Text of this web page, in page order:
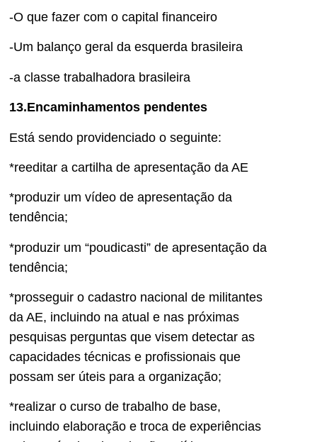
-O que fazer com o capital financeiro
-Um balanço geral da esquerda brasileira
-a classe trabalhadora brasileira
13.Encaminhamentos pendentes
Está sendo providenciado o seguinte:
*reeditar a cartilha de apresentação da AE
*produzir um vídeo de apresentação da
tendência;
*produzir um “poudicasti” de apresentação da
tendência;
*prosseguir o cadastro nacional de militantes
da AE, incluindo na atual e nas próximas
pesquisas perguntas que visem detectar as
capacidades técnicas e profissionais que
possam ser úteis para a organização;
*realizar o curso de trabalho de base,
incluindo elaboração e troca de experiências